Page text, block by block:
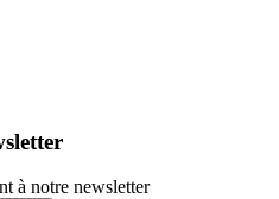
à notre newsletter